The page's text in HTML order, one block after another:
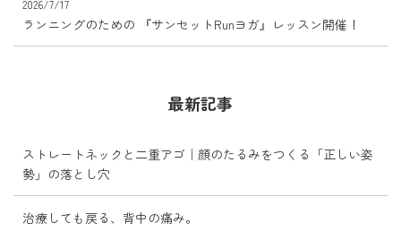
2026/7/17
ランニングのための 『サンセットRunヨガ』レッスン開催！
最新記事
ストレートネックと二重アゴ｜顔のたるみをつくる「正しい姿
勢」の落とし穴
治療しても戻る、背中の痛み。